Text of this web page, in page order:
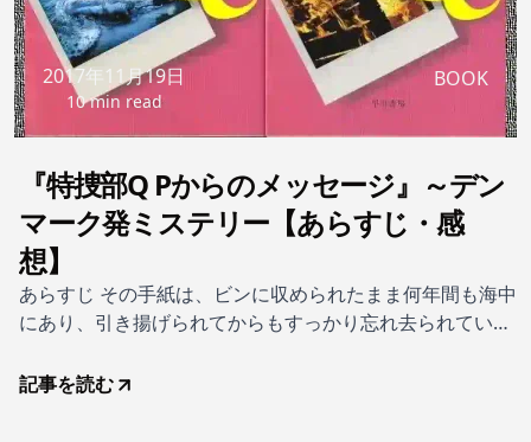
2017年11月19日
10 min read
BOOK
『特捜部Q Pからのメッセージ』～デン
マーク発ミステリー【あらすじ・感
想】
あらすじ その手紙は、ビンに収められたまま何年間も海中
にあり、引き揚げられてからもすっかり忘れ去られてい
の手紙が届いたとき、捜査の歯車が動き出す。手紙の冒頭
記事を読む